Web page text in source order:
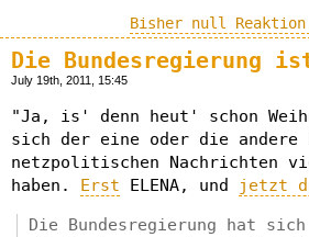
Bisher null
Die Bundesregierung
July 19th, 2011, 15:45
"Ja, is' denn heut' schon
sich der eine oder die andere
netzpolitischen Nachrichten
haben. Erst ELENA, und jetzt
Die Bundesregierung hat